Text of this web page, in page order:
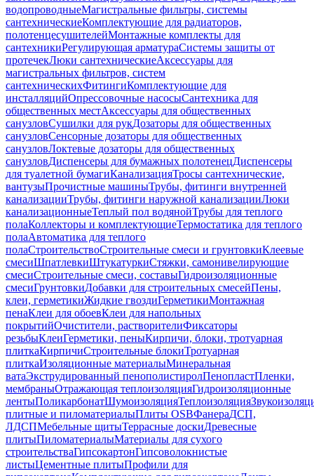
водопроводныеМагистральные фильтры, системы
сантехническиеКомплектующие для радиаторов,
полотенцесушителейМонтажные комплекты для
сантехникиРегулирующая арматураСистемы защиты от
протечекЛюки сантехническиеАксессуары для
магистральных фильтров, систем
сантехническихФитингиКомплектующие для
инсталляцийОпрессовочные насосыСантехника для
общественных местАксессуары для общественных
санузловСушилки для рукДозаторы для общественных
санузловСенсорные дозаторы для общественных
санузловЛоктевые дозаторы для общественных
санузловДиспенсеры для бумажных полотенецДиспенсеры
для туалетной бумагиКанализацияТросы сантехнические,
вантузыПрочистные машиныТрубы, фитинги внутренней
канализацииТрубы, фитинги наружной канализацииЛюки
канализационныеТеплый пол водянойТрубы для теплого
полаКоллекторы и комплектующиеТермостатика для теплого
полаАвтоматика для теплого
полаСтроительствоСтроительные смеси и грунтовкиКлеевые
смесиШпатлевкиШтукатуркиСтяжки, самонивелирующие
смесиСтроительные смеси, составыГидроизоляционные
смесиГрунтовкиДобавки для строительных смесейПены,
клеи, герметикиЖидкие гвоздиГерметикиМонтажная
пенаКлеи для обоевКлеи для напольных
покрытийОчистители, растворителиФиксаторы
резьбыКлеиГерметики, пеныКирпичи, блоки, тротуарная
плиткаКирпичиСтроительные блокиТротуарная
плиткаИзоляционные материалыМинеральная
ватаЭкструдированный пенополистиролПенопластПленки,
мембраныОтражающая теплоизоляцияГидроизоляционные
лентыПоликарбонатШумоизоляцияТеплоизоляция
плитные и пиломатериалыПлиты OSBФанераДСП,
ЛДСПМебельные щитыТеррасные доскиДревесные
плитыПиломатериалыМатериалы для сухого
строительстваГипсокартонГипсоволокнистые
листыЦементные плитыПрофили для